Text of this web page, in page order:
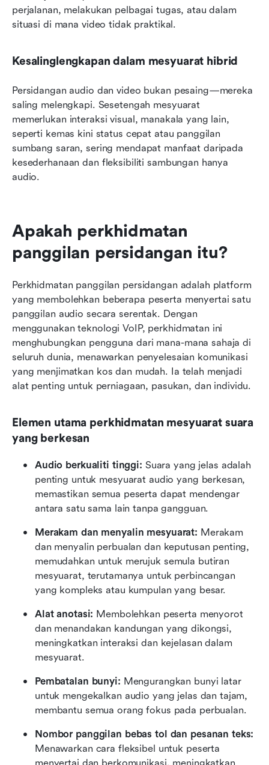
perjalanan, melakukan pelbagai tugas, atau dalam
situasi di mana video tidak praktikal.
Kesalinglengkapan dalam mesyuarat hibrid
Persidangan audio dan video bukan pesaing—mereka
saling melengkapi. Sesetengah mesyuarat
memerlukan interaksi visual, manakala yang lain,
seperti kemas kini status cepat atau panggilan
sumbang saran, sering mendapat manfaat daripada
kesederhanaan dan fleksibiliti sambungan hanya
audio.
Apakah perkhidmatan
panggilan persidangan itu?
Perkhidmatan panggilan persidangan adalah platform
yang membolehkan beberapa peserta menyertai satu
panggilan audio secara serentak. Dengan
menggunakan teknologi VoIP, perkhidmatan ini
menghubungkan pengguna dari mana-mana sahaja di
seluruh dunia, menawarkan penyelesaian komunikasi
yang menjimatkan kos dan mudah. Ia telah menjadi
alat penting untuk perniagaan, pasukan, dan individu.
Elemen utama perkhidmatan mesyuarat suara
yang berkesan
Audio berkualiti tinggi: Suara yang jelas adalah
penting untuk mesyuarat audio yang berkesan,
memastikan semua peserta dapat mendengar
antara satu sama lain tanpa gangguan.
Merakam dan menyalin mesyuarat: Merakam
dan menyalin perbualan dan keputusan penting,
memudahkan untuk merujuk semula butiran
mesyuarat, terutamanya untuk perbincangan
yang kompleks atau kumpulan yang besar.
Alat anotasi: Membolehkan peserta menyorot
dan menandakan kandungan yang dikongsi,
meningkatkan interaksi dan kejelasan dalam
mesyuarat.
Pembatalan bunyi: Mengurangkan bunyi latar
untuk mengekalkan audio yang jelas dan tajam,
membantu semua orang fokus pada perbualan.
Nombor panggilan bebas tol dan pesanan teks:
Menawarkan cara fleksibel untuk peserta